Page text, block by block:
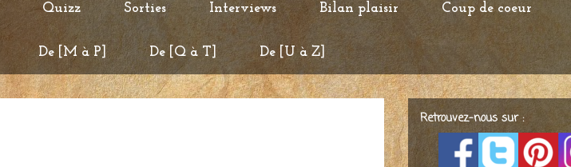
Quizz Sorties Interviews Bilan plaisir Coup de coeur
De [M à P] De [Q à T] De [U à Z]
Retrouvez-nous sur :